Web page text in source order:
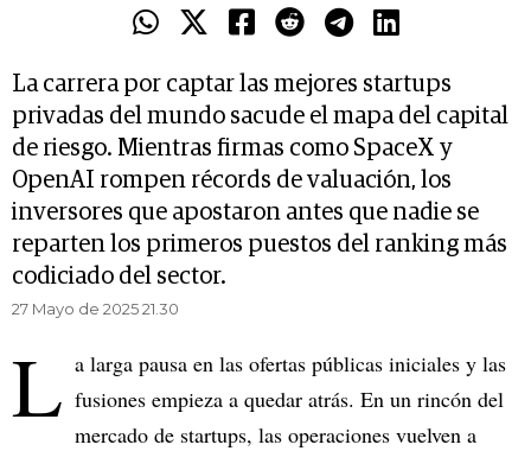
La carrera por captar las mejores startups
privadas del mundo sacude el mapa del capital
de riesgo. Mientras firmas como SpaceX y
OpenAI rompen récords de valuación, los
inversores que apostaron antes que nadie se
reparten los primeros puestos del ranking más
codiciado del sector.
27 Mayo de 2025 21.30
L a larga pausa en las ofertas públicas iniciales y las
fusiones empieza a quedar atrás. En un rincón del
mercado de startups, las operaciones vuelven a